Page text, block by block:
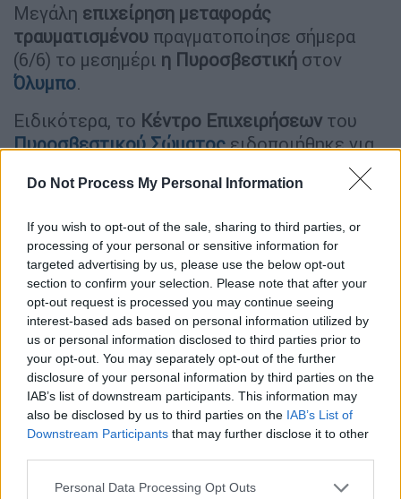
Do Not Process My Personal Information
If you wish to opt-out of the sale, sharing to third parties, or
processing of your personal or sensitive information for
targeted advertising by us, please use the below opt-out
section to confirm your selection. Please note that after your
opt-out request is processed you may continue seeing
interest-based ads based on personal information utilized by
us or personal information disclosed to third parties prior to
your opt-out. You may separately opt-out of the further
disclosure of your personal information by third parties on the
IAB’s list of downstream participants. This information may
also be disclosed by us to third parties on the IAB’s List of
Downstream Participants that may further disclose it to other
Please note that this website/app uses one or more Google
Personal Data Processing Opt Outs
Μεγάλη επιχείρηση μεταφοράς
τραυματισμένου πραγματοποίησε σήμερα
(6/6) το μεσημέρι η Πυροσβεστική στον
Όλυμπο.
Ειδικότερα, το Κέντρο Επιχειρήσεων του
Πυροσβεστικού Σώματοςειδοποιήθηκε για
, Τσέχικης
υπηκοότητας, από τοΚαταφύγιο Κάκκαλος.
ΔΙΑΒΑΣΤΕ ΕΠΙΣΗΣ
Κόσμος10.02.2026 17:16
Νεκροί εντοπίστηκαν πατέρας και
γιος στη Σκωτία - Πώς μια πεζοπορία
κατέληξε σε τραγωδία
Κόσμος|01.04.2026 15:45
Έπεσε από ύψος 60 μέτρων ενώ